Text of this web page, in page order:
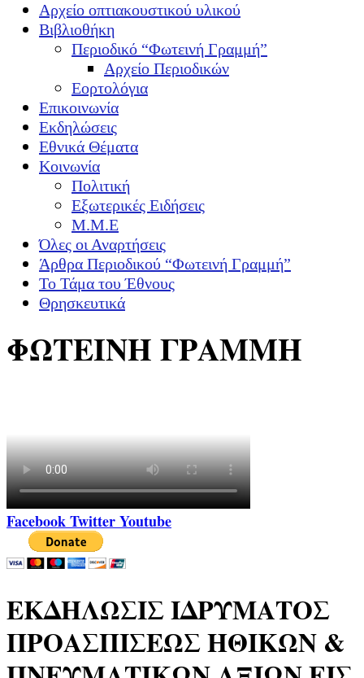
Αρχείο οπτιακουστικού υλικού
Βιβλιοθήκη
Περιοδικό “Φωτεινή Γραμμή”
Αρχείο Περιοδικών
Εορτολόγια
Επικοινωνία
Εκδηλώσεις
Εθνικά Θέματα
Κοινωνία
Πολιτική
Εξωτερικές Ειδήσεις
Μ.Μ.Ε
Όλες οι Αναρτήσεις
Άρθρα Περιοδικού “Φωτεινή Γραμμή”
Το Τάμα του Έθνους
Θρησκευτικά
ΦΩΤΕΙΝΗ ΓΡΑΜΜΗ
FacebookTwitterYoutube
ΕΚΔΗΛΩΣΙΣ ΙΔΡΥΜΑΤΟΣ
ΠΡΟΑΣΠΙΣΕΩΣ ΗΘΙΚΩΝ &